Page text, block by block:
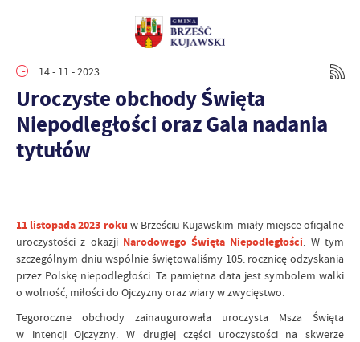
14 - 11 - 2023
Uroczyste obchody Święta
Niepodległości oraz Gala nadania
tytułów
11 listopada 2023 roku w Brześciu Kujawskim miały miejsce oficjalne
uroczystości z okazji Narodowego Święta Niepodległości. W tym
szczególnym dniu wspólnie świętowaliśmy 105. rocznicę odzyskania
przez Polskę niepodległości. Ta pamiętna data jest symbolem walki
o wolność, miłości do Ojczyzny oraz wiary w zwycięstwo.
Tegoroczne obchody zainaugurowała uroczysta Msza Święta
w intencji Ojczyzny. W drugiej części uroczystości na skwerze